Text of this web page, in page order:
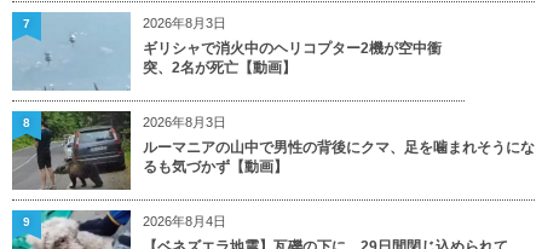
2026年8月3日
ギリシャで消火中のヘリコプター2機が空中衝
突、2名が死亡【動画】
7
2026年8月3日
ルーマニアの山中で男性の背後にクマ、足を噛まれそうにな
るも気づかず【動画】
8
2026年8月4日
9